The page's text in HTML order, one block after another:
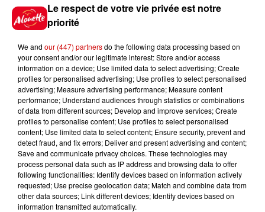
7 août 2026
appartement...
7 août 2026
Éclipse solaire : découvrez les
meilleurs spots d'observation
du...
7 août 2026
À LA UNE : professeur
condamné, repreneurs pour
Duralex et la...
Le respect de votre vie privée est notre
priorité
We and our (447) partnersdo the following data processing based on
your consent and/or our legitimate interest: Store and/or access
information on a device; Use limited data to select advertising; Create
profiles for personalised advertising; Use profiles to select personalised
advertising; Measure advertising performance; Measure content
performance; Understand audiences through statistics or combinations
of data from different sources; Develop and improve services; Create
profiles to personalise content; Use profiles to select personalised
content; Use limited data to select content; Ensure security, prevent and
detect fraud, and fix errors; Deliver and present advertising and content;
Save and communicate privacy choices. These technologies may
process personal data such as IP address and browsing data to offer
following functionalities: Identify devices based on information actively
requested; Use precise geolocation data; Match and combine data from
other data sources; Link different devices; Identify devices based on
information transmitted automatically.